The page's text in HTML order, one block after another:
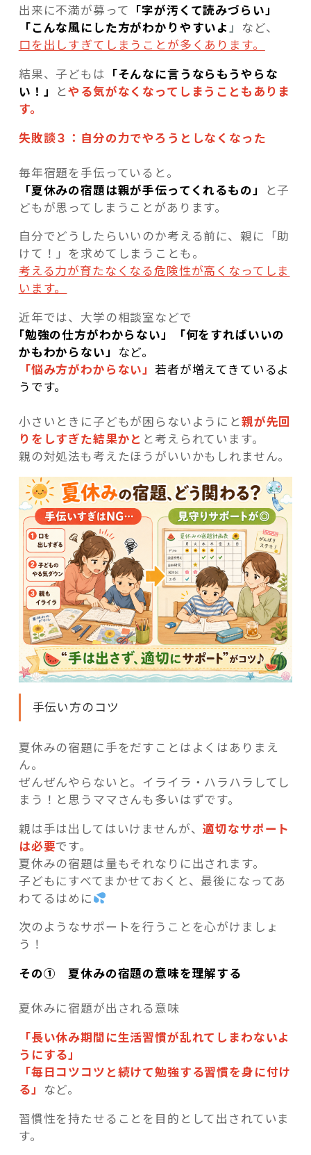
出来に不満が募って 「字が汚くて読みづらい」
「こんな風にした方がわかりやすいよ」 など、
口を出しすぎてしまうことが多くあります。
結果、子どもは 「そんなに言うならもうやらな
い！」 とやる気がなくなってしまうこともありま
す。
失敗談３：自分の力でやろうとしなくなった
毎年宿題を手伝っていると。
「夏休みの宿題は親が手伝ってくれるもの」
と子
どもが思ってしまうことがあります。
自分でどうしたらいいのか考える前に、親に「助
けて！」を求めてしまうことも。
考える力が育たなくなる危険性が高くなってしま
います。
近年では、大学の相談室などで
｢勉強の仕方がわからない」「何をすればいいの
かもわからない」 など。
「悩み方がわからない」若者が増えてきているよ
うです。
小さいときに子どもが困らないようにと親が先回
りをしすぎた結果かと と考えられています。
親の対処法も考えたほうがいいかもしれません。
手伝い方のコツ
夏休みの宿題に手をだすことはよくはありまえ
ん。
ぜんぜんやらないと。イライラ・ハラハラしてし
まう！と思うママさんも多いはずです。
親は手は出してはいけませんが、適切なサポート
は必要です。
夏休みの宿題は量もそれなりに出されます。
子どもにすべてまかせておくと、最後になってあ
わてるはめに
次のようなサポートを行うことを心がけましょ
う！
その① 夏休みの宿題の意味を理解する
夏休みに宿題が出される意味
「長い休み期間に生活習慣が乱れてしまわないよ
うにする」
「毎日コツコツと続けて勉強する習慣を身に付け
る」 など。
習慣性を持たせることを目的として出されていま
す。